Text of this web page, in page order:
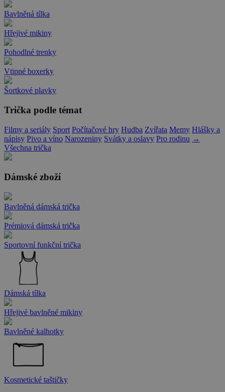
Bavlněná tílka
Hřejivé mikiny
Pohodlné trenky
Vtipné boxerky
Šortkové plavky
Trička podle témat
Filmy a seriály Sport Počítačové hry Hudba Zvířata Memy Hlášky a
nápisy Pivo a víno Narozeniny Svátky a oslavy Pro rodinu →
Všechna trička
Dámské zboží
Bavlněná dámská trička
Prémiová dámská trička
Sportovní funkční trička
Dámská tílka
Hřejivé bavlněné mikiny
Bavlněné kalhotky
Kosmetické taštičky